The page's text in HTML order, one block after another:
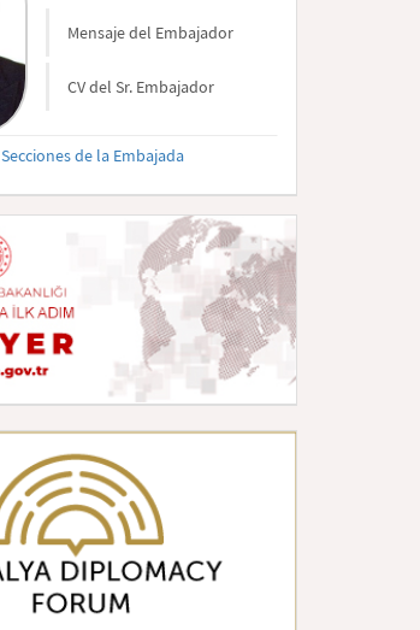
Mensaje del Embajador
CV del Sr. Embajador
Secciones de la Embajada